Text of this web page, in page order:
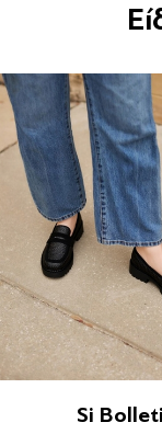
Si Bolleti